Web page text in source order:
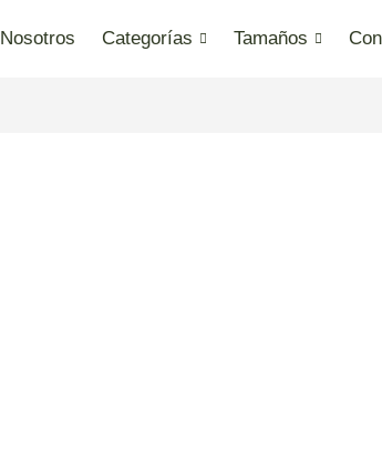
Nosotros Categorías Tamaños